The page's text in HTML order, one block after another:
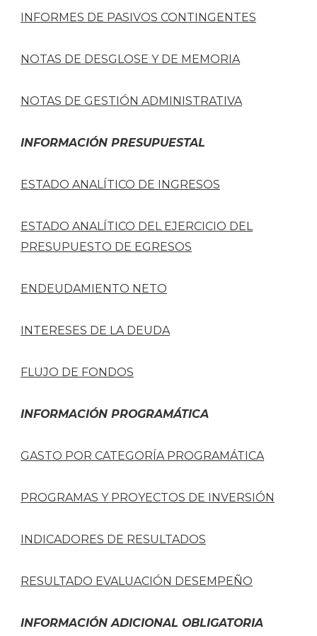
INFORMES DE PASIVOS CONTINGENTES
NOTAS DE DESGLOSE Y DE MEMORIA
NOTAS DE GESTIÓN ADMINISTRATIVA
INFORMACIÓN PRESUPUESTAL
ESTADO ANALÍTICO DE INGRESOS
ESTADO ANALÍTICO DEL EJERCICIO DEL
PRESUPUESTO DE EGRESOS
ENDEUDAMIENTO NETO
INTERESES DE LA DEUDA
FLUJO DE FONDOS
INFORMACIÓN PROGRAMÁTICA
GASTO POR CATEGORÍA PROGRAMÁTICA
PROGRAMAS Y PROYECTOS DE INVERSIÓN
INDICADORES DE RESULTADOS
RESULTADO EVALUACIÓN DESEMPEÑO
INFORMACIÓN ADICIONAL OBLIGATORIA